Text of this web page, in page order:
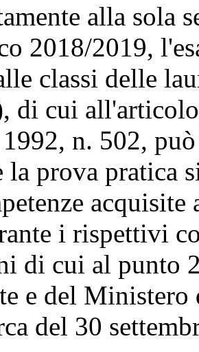
alla sola
2018/2019,
classi delle
di cui
n. 502,
la prova pratica
i rispettivi
di cui al punto
e del
del 30